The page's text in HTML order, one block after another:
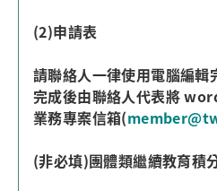
(2)申請表
請聯絡人一律使用電腦編
完成後由聯絡人代表將
業務專案信箱(
(非必填)團體類繼續教育積